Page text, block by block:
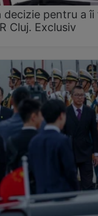
decizie pentru a îi
Cluj. Exclusiv